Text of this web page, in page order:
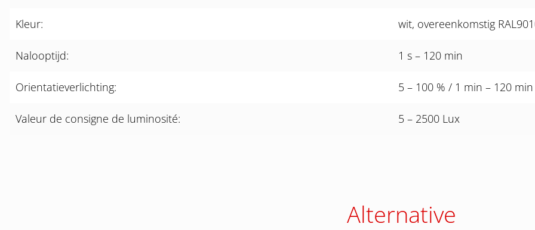
Kleur: wit, overeenkomstig
Nalooptijd: 1 s – 120 min
Orientatieverlichting: 5 – 100 % / 1 min – 120
Valeur de consigne de luminosité: 5 – 2500 Lux
Alternative